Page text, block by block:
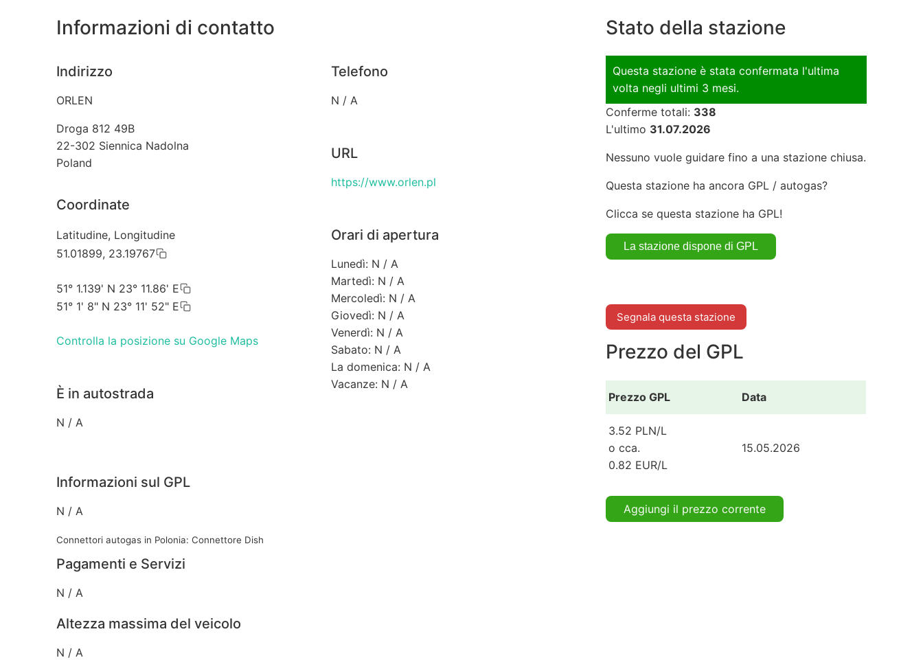
Informazioni di contatto
Indirizzo
ORLEN
Droga 812 49B
22-302 Siennica Nadolna
Poland
Coordinate
Latitudine, Longitudine
51.01899, 23.19767
51° 1.139' N 23° 11.86' E
51° 1' 8" N 23° 11' 52" E
Controlla la posizione su Google Maps
È in autostrada
N / A
Telefono
N / A
URL
https://www.orlen.pl
Orari di apertura
Lunedì: N / A
Martedì: N / A
Mercoledì: N / A
Giovedì: N / A
Venerdì: N / A
Sabato: N / A
La domenica: N / A
Vacanze: N / A
Informazioni sul GPL
N / A
Connettori autogas in Polonia: Connettore Dish
Pagamenti e Servizi
N / A
Altezza massima del veicolo
N / A
Stato della stazione
Questa stazione è stata confermata l'ultima
volta negli ultimi 3 mesi.
Conferme totali: 338
L'ultimo 31.07.2026
Nessuno vuole guidare fino a una stazione chiusa.
Questa stazione ha ancora GPL / autogas?
Clicca se questa stazione ha GPL!
Segnala questa stazione
Prezzo del GPL
Prezzo GPL Data
3.52 PLN/L
o cca.
0.82 EUR/L
15.05.2026
Aggiungi il prezzo corrente